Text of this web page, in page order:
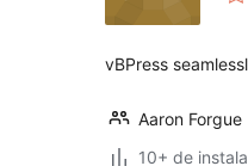
vBPress
Aaron Forgue
10+ de